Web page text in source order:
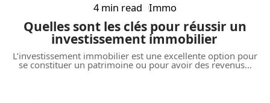
4 min read Immo
Quelles sont les clés pour réussir un
investissement immobilier
L’investissement immobilier est une excellente option pour
se constituer un patrimoine ou pour avoir des revenus…